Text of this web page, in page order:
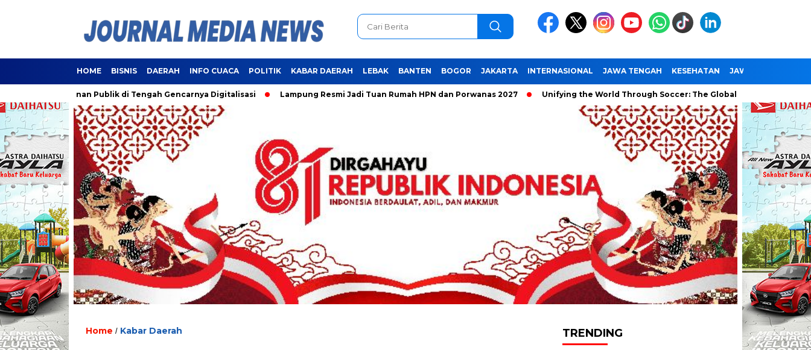
HOME BISNIS DAERAH INFO CUACA POLITIK KABAR DAERAH LEBAK BANTEN BOGOR JAKARTA INTERNASIONAL JAWA TENGAH KESEHATAN JAWA TIMUR
Pelayanan Publik di Tengah Gencarnya Digitalisasi Lampung Resmi Jadi Tuan Rumah HPN dan Porwanas 2027 Unifying the World Through Soccer: The Global Impact of the World Cup
Home / Kabar Daerah TRENDING